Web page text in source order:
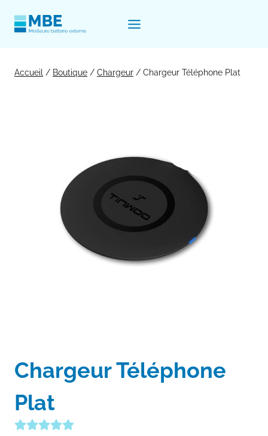
Accueil / Boutique / Chargeur / Chargeur Téléphone Plat
Chargeur Téléphone
Plat